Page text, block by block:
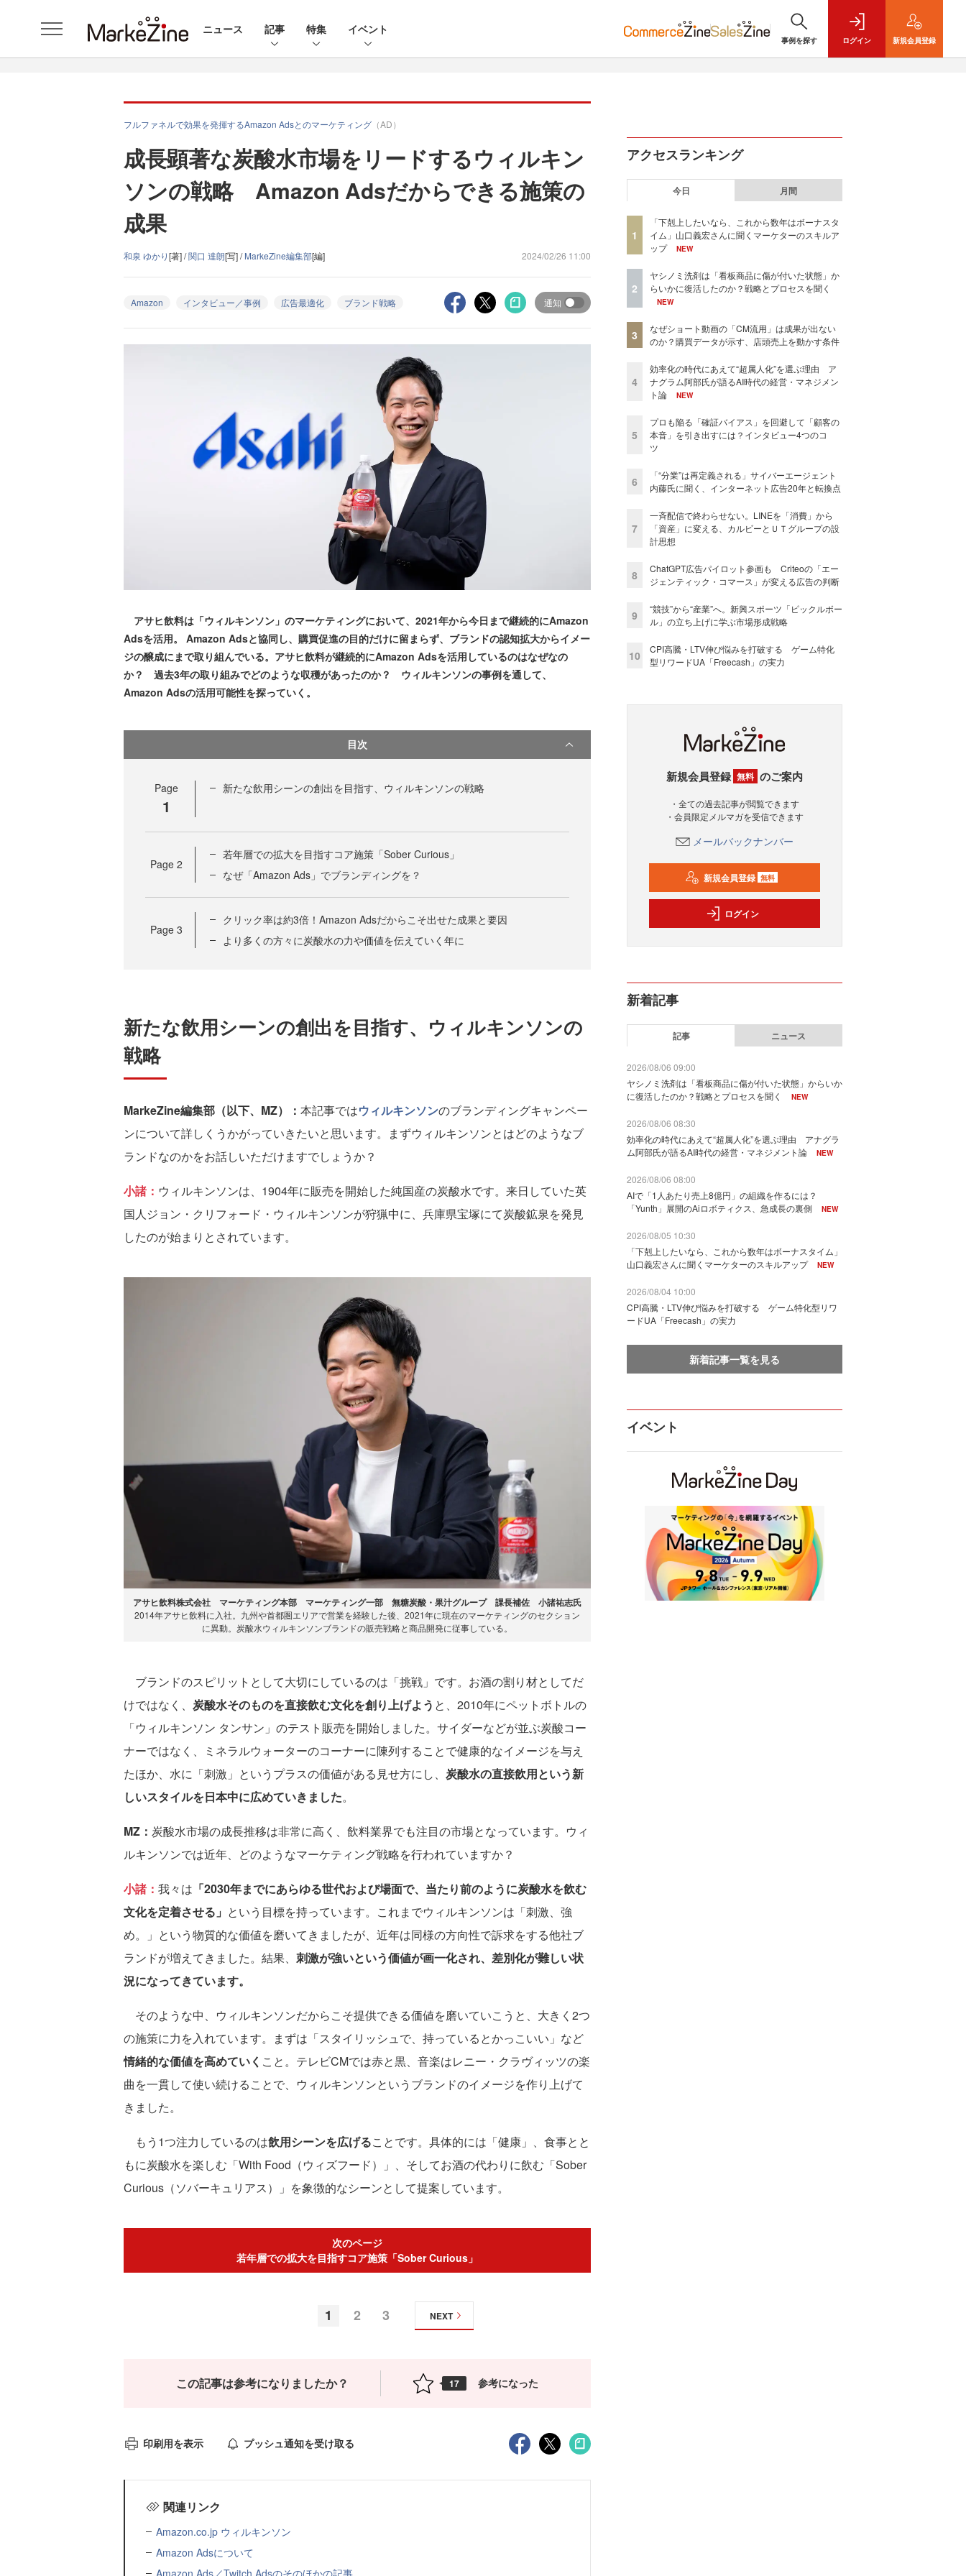
ニュース 記事 特集 イベント
事例を探す ログイン 新規会員登録
フルファネルで効果を発揮するAmazon Adsとのマーケティング （AD）
成長顕著な炭酸水市場をリードするウィルキン
ソンの戦略 Amazon Adsだからできる施策の
成果
和泉 ゆかり[著] /関口 達朗[写] /MarkeZine編集部[編] 2024/02/26 11:00
Amazon インタビュー／事例 広告最適化 ブランド戦略 通知
アサヒ飲料は「ウィルキンソン」のマーケティングにおいて、2021年から今日まで継続的にAmazon
Adsを活用。 Amazon Adsと協同し、購買促進の目的だけに留まらず、ブランドの認知拡大からイメー
ジの醸成にまで取り組んでいる。アサヒ飲料が継続的にAmazon Adsを活用しているのはなぜなの
か？ 過去3年の取り組みでどのような収穫があったのか？ ウィルキンソンの事例を通して、
Amazon Adsの活用可能性を探っていく。
目次
Page
1
新たな飲用シーンの創出を目指す、ウィルキンソンの戦略
Page 2
若年層での拡大を目指すコア施策「Sober Curious」
なぜ「Amazon Ads」でブランディングを？
Page 3
クリック率は約3倍！Amazon Adsだからこそ出せた成果と要因
より多くの方々に炭酸水の力や価値を伝えていく年に
新たな飲用シーンの創出を目指す、ウィルキンソンの
戦略
MarkeZine編集部（以下、MZ）： 本記事ではウィルキンソンのブランディングキャンペー
ンについて詳しくうかがっていきたいと思います。まずウィルキンソンとはどのようなブ
ランドなのかをお話しいただけますでしょうか？
小諸： ウィルキンソンは、1904年に販売を開始した純国産の炭酸水です。来日していた英
国人ジョン・クリフォード・ウィルキンソンが狩猟中に、兵庫県宝塚にて炭酸鉱泉を発見
したのが始まりとされています。
アサヒ飲料株式会社 マーケティング本部 マーケティング一部 無糖炭酸・果汁グループ 課長補佐 小諸祐志氏
2014年アサヒ飲料に入社。九州や首都圏エリアで営業を経験した後、2021年に現在のマーケティングのセクション
に異動。炭酸水ウィルキンソンブランドの販売戦略と商品開発に従事している。
ブランドのスピリットとして大切にしているのは「挑戦」です。お酒の割り材としてだ
けではなく、 炭酸水そのものを直接飲む文化を創り上げよう と、2010年にペットボトルの
「ウィルキンソン タンサン」のテスト販売を開始しました。サイダーなどが並ぶ炭酸コー
ナーではなく、ミネラルウォーターのコーナーに陳列することで健康的なイメージを与え
たほか、水に「刺激」というプラスの価値がある見せ方にし、 炭酸水の直接飲用という新
しいスタイルを日本中に広めていきました。
MZ： 炭酸水市場の成長推移は非常に高く、飲料業界でも注目の市場となっています。ウィ
ルキンソンでは近年、どのようなマーケティング戦略を行われていますか？
小諸： 我々は 「2030年までにあらゆる世代および場面で、当たり前のように炭酸水を飲む
文化を定着させる」 という目標を持っています。これまでウィルキンソンは「刺激、強
め。」という物質的な価値を磨いてきましたが、近年は同様の方向性で訴求をする他社ブ
ランドが増えてきました。結果、 刺激が強いという価値が画一化され、差別化が難しい状
況になってきています。
そのような中、ウィルキンソンだからこそ提供できる価値を磨いていこうと、大きく2つ
の施策に力を入れています。まずは「スタイリッシュで、持っているとかっこいい」など
情緒的な価値を高めていく こと。テレビCMでは赤と黒、音楽はレニー・クラヴィッツの楽
曲を一貫して使い続けることで、ウィルキンソンというブランドのイメージを作り上げて
きました。
もう1つ注力しているのは飲用シーンを広げることです。具体的には「健康」、食事とと
もに炭酸水を楽しむ「With Food（ウィズフード）」、そしてお酒の代わりに飲む「Sober
Curious（ソバーキュリアス）」を象徴的なシーンとして提案しています。
次のページ
若年層での拡大を目指すコア施策「Sober Curious」
1 2 3 NEXT
この記事は参考になりましたか？ 17 参考になった
印刷用を表示 プッシュ通知を受け取る
関連リンク
Amazon.co.jp ウィルキンソン
Amazon Adsについて
Amazon Ads／Twitch Adsのそのほかの記事
アクセスランキング
今日 月間
1
「下剋上したいなら、これから数年はボーナスタ
イム」山口義宏さんに聞くマーケターのスキルア
ップ
NEW
2
ヤシノミ洗剤は「看板商品に傷が付いた状態」か
らいかに復活したのか？戦略とプロセスを聞く
NEW
3
なぜショート動画の「CM流用」は成果が出ない
のか？購買データが示す、店頭売上を動かす条件
4
効率化の時代にあえて“超属人化”を選ぶ理由 ア
ナグラム阿部氏が語るAI時代の経営・マネジメン
ト論
NEW
5
プロも陥る「確証バイアス」を回避して「顧客の
本音」を引き出すには？インタビュー4つのコ
ツ
6
「“分業”は再定義される」サイバーエージェント
内藤氏に聞く、インターネット広告20年と転換点
7
一斉配信で終わらせない。LINEを「消費」から
「資産」に変える、カルビーとＵＴグループの設
計思想
8
ChatGPT広告パイロット参画も Criteoの「エー
ジェンティック・コマース」が変える広告の判断
9
“競技”から“産業”へ。新興スポーツ「ピックルボー
ル」の立ち上げに学ぶ市場形成戦略
10
CPI高騰・LTV伸び悩みを打破する ゲーム特化
型リワードUA「Freecash」の実力
新規会員登録 無料 のご案内
・全ての過去記事が閲覧できます
・会員限定メルマガを受信できます
メールバックナンバー
新規会員登録 無料
ログイン
新着記事
記事 ニュース
2026/08/06 09:00
ヤシノミ洗剤は「看板商品に傷が付いた状態」からいか
に復活したのか？戦略とプロセスを聞く
NEW
2026/08/06 08:30
効率化の時代にあえて“超属人化”を選ぶ理由 アナグラ
ム阿部氏が語るAI時代の経営・マネジメント論
NEW
2026/08/06 08:00
AIで「1人あたり売上8億円」の組織を作るには？
「Yunth」展開のAiロボティクス、急成長の裏側
NEW
2026/08/05 10:30
「下剋上したいなら、これから数年はボーナスタイム」
山口義宏さんに聞くマーケターのスキルアップ
NEW
2026/08/04 10:00
CPI高騰・LTV伸び悩みを打破する ゲーム特化型リワ
ードUA「Freecash」の実力
新着記事一覧を見る
イベント